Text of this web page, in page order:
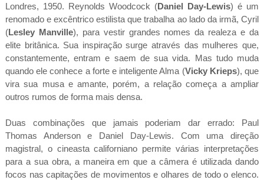
Londres, 1950. Reynolds Woodcock (Daniel Day-Lewis) é um
renomado e excêntrico estilista que trabalha ao lado da irmã, Cyril
(Lesley Manville), para vestir grandes nomes da realeza e da
elite britânica. Sua inspiração surge através das mulheres que,
constantemente, entram e saem de sua vida. Mas tudo muda
quando ele conhece a forte e inteligente Alma (Vicky Krieps), que
vira sua musa e amante, porém, a relação começa a ampliar
outros rumos de forma mais densa.
Duas combinações que jamais poderiam dar errado: Paul
Thomas Anderson e Daniel Day-Lewis. Com uma direção
magistral, o cineasta californiano permite várias interpretações
para a sua obra, a maneira em que a câmera é utilizada dando
focos nas capitações de movimentos e olhares de todo o elenco.